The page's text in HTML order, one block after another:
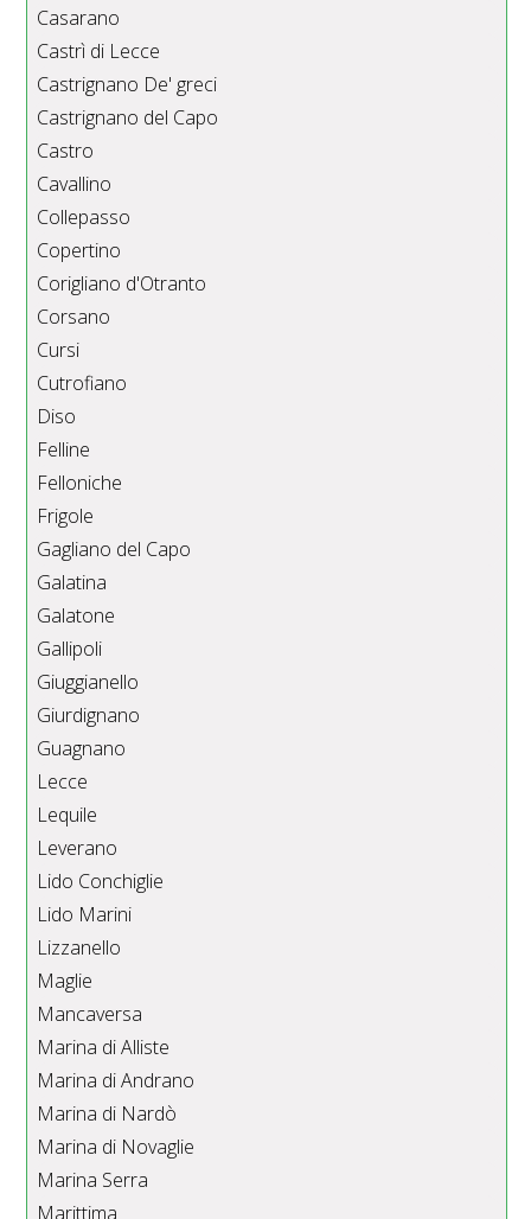
Casarano
Castrì di Lecce
Castrignano De' greci
Castrignano del Capo
Castro
Cavallino
Collepasso
Copertino
Corigliano d'Otranto
Corsano
Cursi
Cutrofiano
Diso
Felline
Felloniche
Frigole
Gagliano del Capo
Galatina
Galatone
Gallipoli
Giuggianello
Giurdignano
Guagnano
Lecce
Lequile
Leverano
Lido Conchiglie
Lido Marini
Lizzanello
Maglie
Mancaversa
Marina di Alliste
Marina di Andrano
Marina di Nardò
Marina di Novaglie
Marina Serra
Marittima